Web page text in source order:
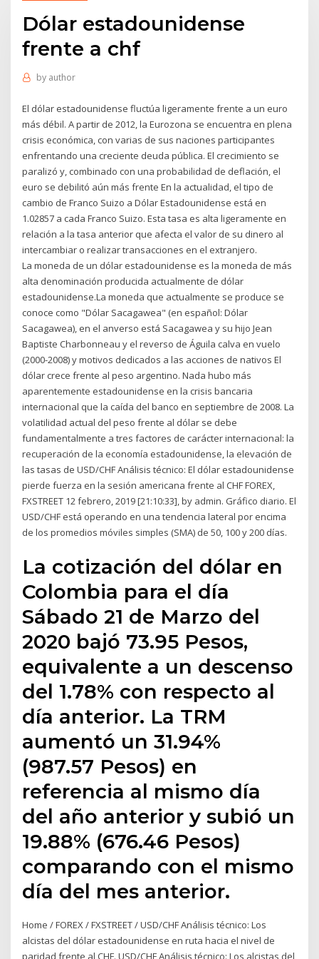
Dólar estadounidense
frente a chf
by author
El dólar estadounidense fluctúa ligeramente frente a un euro
más débil. A partir de 2012, la Eurozona se encuentra en plena
crisis económica, con varias de sus naciones participantes
enfrentando una creciente deuda pública. El crecimiento se
paralizó y, combinado con una probabilidad de deflación, el
euro se debilitó aún más frente En la actualidad, el tipo de
cambio de Franco Suizo a Dólar Estadounidense está en
1.02857 a cada Franco Suizo. Esta tasa es alta ligeramente en
relación a la tasa anterior que afecta el valor de su dinero al
intercambiar o realizar transacciones en el extranjero.
La moneda de un dólar estadounidense es la moneda de más
alta denominación producida actualmente de dólar
estadounidense.La moneda que actualmente se produce se
conoce como "Dólar Sacagawea" (en español: Dólar
Sacagawea), en el anverso está Sacagawea y su hijo Jean
Baptiste Charbonneau y el reverso de Águila calva en vuelo
(2000-2008) y motivos dedicados a las acciones de nativos El
dólar crece frente al peso argentino. Nada hubo más
aparentemente estadounidense en la crisis bancaria
internacional que la caída del banco en septiembre de 2008. La
volatilidad actual del peso frente al dólar se debe
fundamentalmente a tres factores de carácter internacional: la
recuperación de la economía estadounidense, la elevación de
las tasas de USD/CHF Análisis técnico: El dólar estadounidense
pierde fuerza en la sesión americana frente al CHF FOREX,
FXSTREET 12 febrero, 2019 [21:10:33], by admin. Gráfico diario. El
USD/CHF está operando en una tendencia lateral por encima
de los promedios móviles simples (SMA) de 50, 100 y 200 días.
La cotización del dólar en
Colombia para el día
Sábado 21 de Marzo del
2020 bajó 73.95 Pesos,
equivalente a un descenso
del 1.78% con respecto al
día anterior. La TRM
aumentó un 31.94%
(987.57 Pesos) en
referencia al mismo día
del año anterior y subió un
19.88% (676.46 Pesos)
comparando con el mismo
día del mes anterior.
Home / FOREX / FXSTREET / USD/CHF Análisis técnico: Los
alcistas del dólar estadounidense en ruta hacia el nivel de